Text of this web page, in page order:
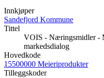
Innkjøper
Sandefjord Kommune
Tittel
VOIS - Næringsmidler -
markedsdialog
Hovedkode
15500000 Meieriprodukter
Tilleggskoder